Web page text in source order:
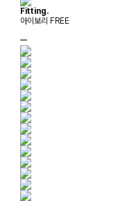
Fitting.
아이보리 FREE
ㅡ